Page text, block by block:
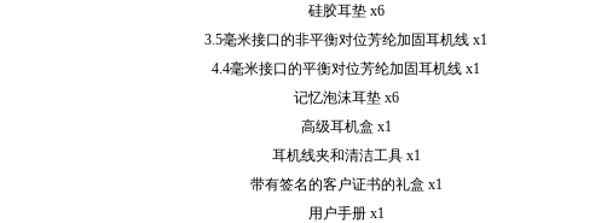
硅胶耳垫 x6
3.5毫米接口的非平衡对位芳纶加固耳机线 x1
4.4毫米接口的平衡对位芳纶加固耳机线 x1
记忆泡沫耳垫 x6
高级耳机盒 x1
耳机线夹和清洁工具 x1
带有签名的客户证书的礼盒 x1
用户手册 x1